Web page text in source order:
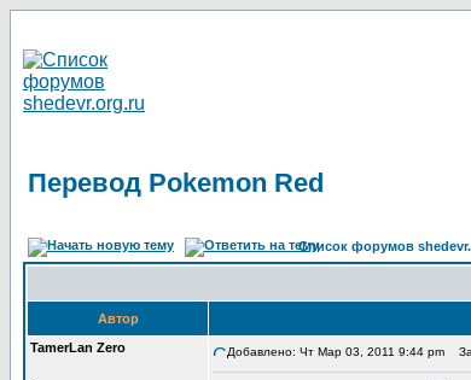
Перевод Pokemon Red
Список форумов
Автор
TamerLan Zero
Добавлено: Чт Мар 03, 2011 9:44 pm